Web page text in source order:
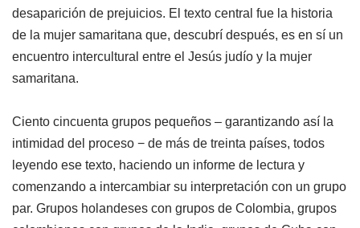
desaparición de prejuicios. El texto central fue la historia
de la mujer samaritana que, descubrí después, es en sí un
encuentro intercultural entre el Jesús judío y la mujer
samaritana.
Ciento cincuenta grupos pequeños – garantizando así la
intimidad del proceso − de más de treinta países, todos
leyendo ese texto, haciendo un informe de lectura y
comenzando a intercambiar su interpretación con un grupo
par. Grupos holandeses con grupos de Colombia, grupos